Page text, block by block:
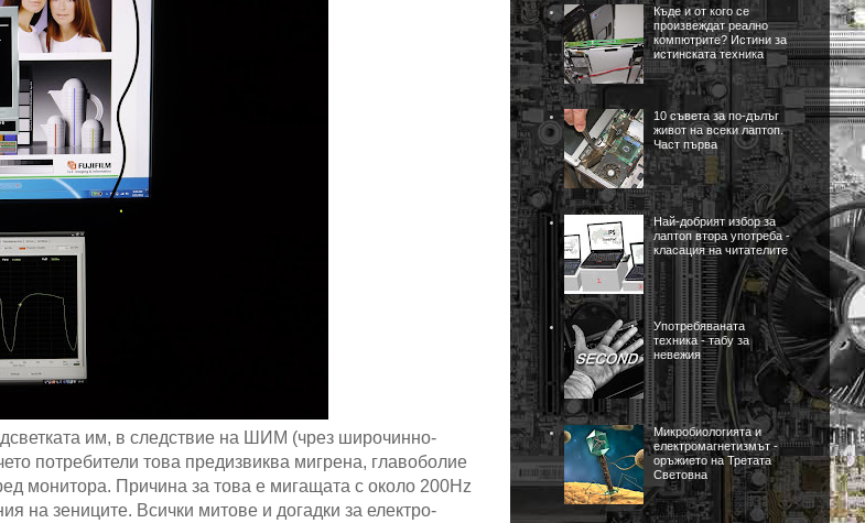
им, в следствие на ШИМ (чрез широчинно-
потребители това предизвиква мигрена, главоболие
монитора. Причина за това е мигащата с около 200Hz
на зениците. Всички митове и догадки за електро-
Къде и от кого се
произвеждат реално
компютрите? Истини за
истинската техника
10 съвета за по-дълъг
живот на всеки лаптоп.
Част първа
Най-добрият избор за
лаптоп втора употреба -
класация на читателите
Употребяваната
техника - табу за
невежия
Микробиологията и
електромагнетизмът -
оръжието на Третата
Световна